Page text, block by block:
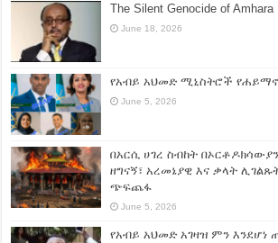
The Silent Genocide of
June 18, 2026
የአብይ አህመድ ሚኒስትሮች
June 5, 2026
በአርሲ ሀገረ ስብከት
ዘግናኝ፣ አረመኔያዊ እና ቃላት
ጭፍጨፋ
June 5, 2026
የአብይ አህመድ አገዛዝ ምን